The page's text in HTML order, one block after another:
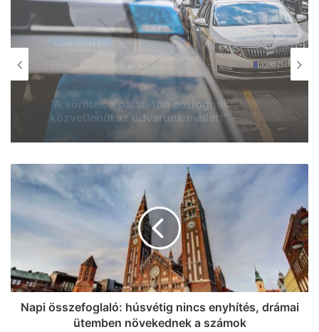
2026, augusztus 6. 19:08
központjában: az egyik férfi többször is
megütötte, majd a fémkorlátnak csapta
a másikat
MINDENMÁS
2026, augusztus 6. 18:54
Zivatarok pattantak ki Csongrád-
Csanád vármegyében, miközben
jócskán megdőlt a melegrekord az
országban
Napi összefoglaló: húsvétig nincs enyhítés, drámai
ütemben növekednek a számok